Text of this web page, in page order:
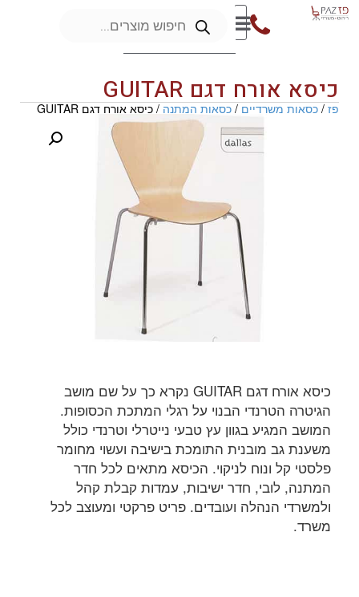
כיסא אורח דגם GUITAR
פז/כסאות משרדיים/כסאות המתנה/ כיסא אורח דגם GUITAR
כיסא אורח דגם GUITAR נקרא כך על שם מושב
הגיטרה הטרנדי הבנוי על רגלי המתכת הכסופות.
המושב המגיע בגוון עץ טבעי נייטרלי וטרנדי כולל
משענת גב מובנית התומכת בישיבה ועשוי מחומר
פלסטי קל ונוח לניקוי. הכיסא מתאים לכל חדר
המתנה, לובי, חדר ישיבות, עמדות קבלת קהל
ולמשרדי הנהלה ועובדים. פריט פרקטי ומעוצב לכל
משרד.